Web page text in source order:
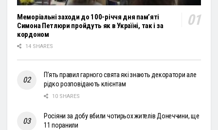
Меморіальні заходи до 100-річчя дня пам’яті
Симона Петлюри пройдуть як в Україні, так і за
кордоном
14 SHARES
П’ять правил гарного свята які знають декоратори але
рідко розповідають клієнтам
10 SHARES
Росіяни за добу вбили чотирьох жителів Донеччини, ще
11 поранили